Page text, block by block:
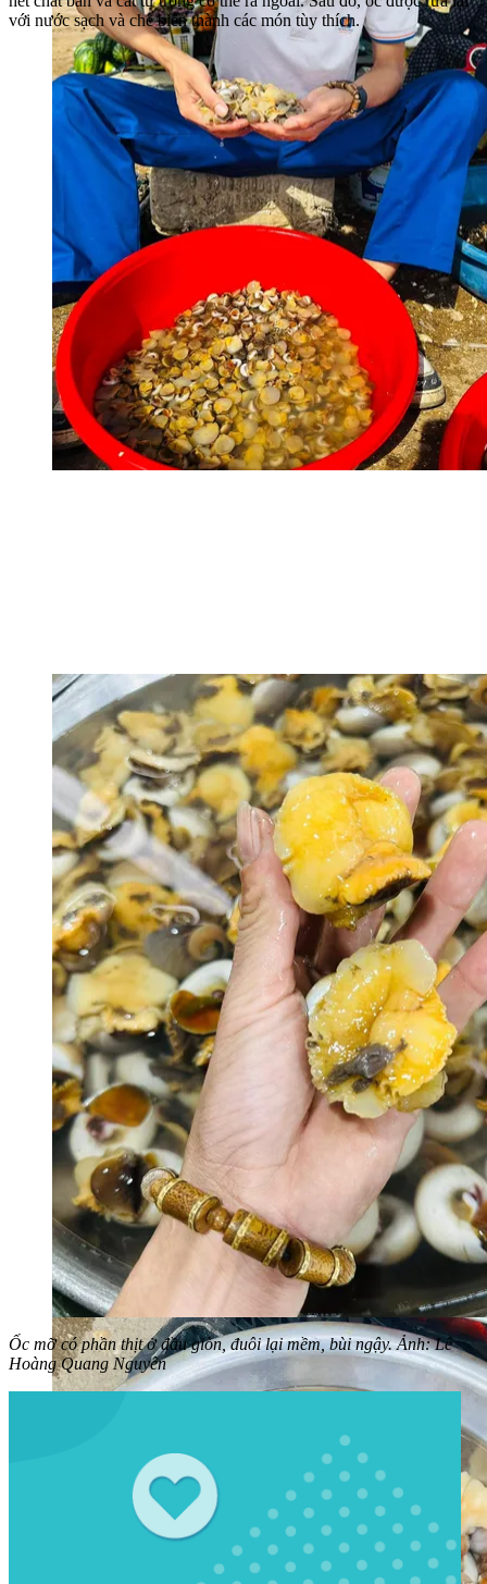
với nước sạch và chế biến thành các món tùy thích.
Ốc mỡ có phần thịt ở đầu giòn, đuôi lại mềm, bùi ngậy. Ảnh: Lê
Hoàng Quang Nguyên